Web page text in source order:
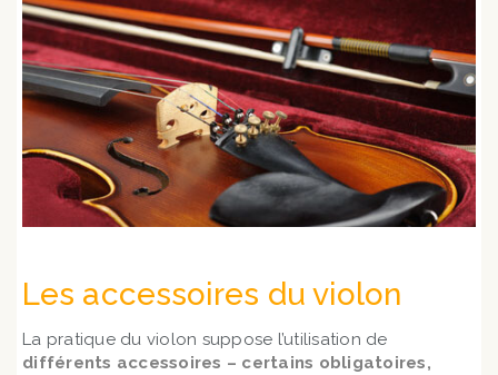
Les accessoires du violon
La pratique du violon suppose l’utilisation de
différents accessoires – certains obligatoires,